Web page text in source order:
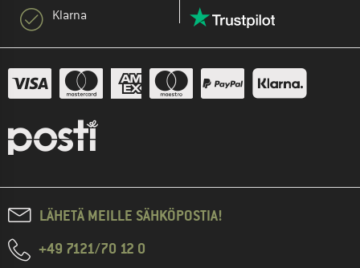
Klarna
LÄHETÄ MEILLE SÄHKÖPOSTIA!
+49 7121/70 12 0